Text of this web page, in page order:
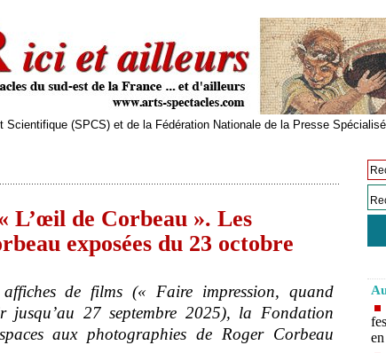
(SPCS) et de la Fédération Nationale de la Presse
L’œil de Corbeau ». Les
exposées du 23 octobre
de films (« Faire impression, quand
jusqu’au 27 septembre 2025), la Fondation
aux photographies de Roger Corbeau